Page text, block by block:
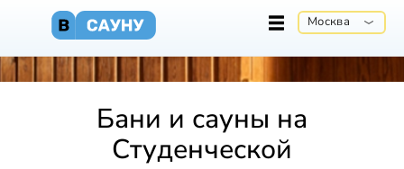
Москва
Бани и сауны на
Студенческой